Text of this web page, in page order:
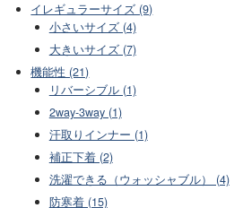
イレギュラーサイズ (9)
小さいサイズ (4)
大きいサイズ (7)
機能性 (21)
リバーシブル (1)
2way-3way (1)
汗取りインナー (1)
補正下着 (2)
洗濯できる（ウォッシャブル） (4)
防寒着 (15)